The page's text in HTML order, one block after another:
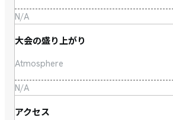
N/A
大会の盛り上がり
Atmosphere
N/A
アクセス